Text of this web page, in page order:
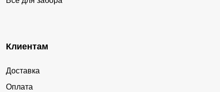
Клиентам
Доставка
Оплата